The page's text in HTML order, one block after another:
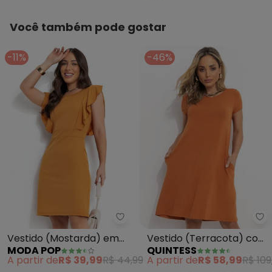
Você também pode gostar
-11%
Moda Pop - Vestido
Vestido (Mostarda) em
Malha
MODA POP
A partir deR$ 39,99R$ 44,99
-46%
Vestido (Terracota) com
Bolsos e Mangas Curtas
QUINTESS
A partir deR$ 58,99R$